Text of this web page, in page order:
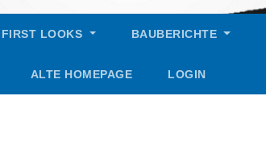
FIRST LOOKS BAUBERICHTE
ALTE HOMEPAGE LOGIN